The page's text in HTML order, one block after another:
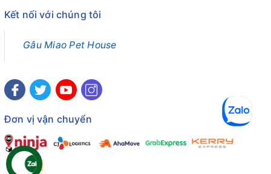
Kết nối với chúng tôi
Gâu Miao Pet House
Đơn vị vận chuyển